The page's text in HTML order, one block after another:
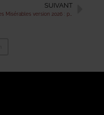
SUIVANT
Les Misérables version 2026 : pourquoi Hugo fascine encore le cinéma ?